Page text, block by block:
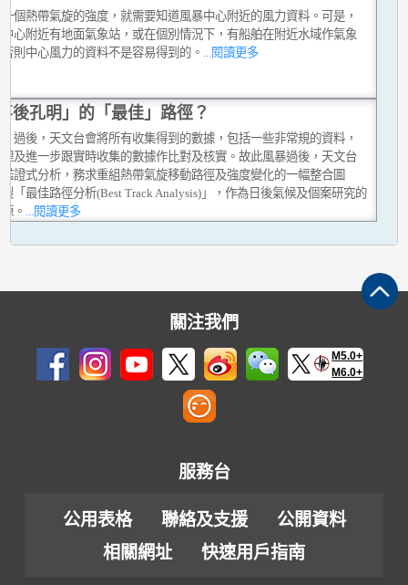
個熱帶氣旋的強度，就需要知道風暴中心附近的風力資料。可是，
心附近有地面氣象站，或在個別情況下，有船舶在附近水域作氣象
則中心風力的資料不是容易得到的。
...閱讀更多
後孔明」的「最佳」路徑？
過後，天文台會將所有收集得到的數據，包括一些非常規的資料，
及進一步跟實時收集的數據作比對及核實。故此風暴過後，天文台
證式分析，務求重組熱帶氣旋移動路徑及強度變化的一幅整合圖
「最佳路徑分析(Best Track Analysis)」，作為日後氣候及個案研究的
。 ...閱讀更多
關注我們
M5.0+
M6.0+
服務台
公用表格 聯絡及支援
公開資料
相關網址
快速用戶指南